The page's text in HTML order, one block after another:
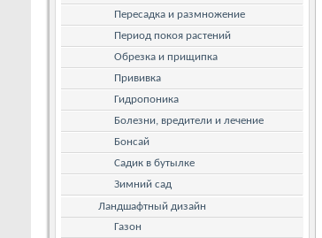
Пересадка и размножение
Период покоя растений
Обрезка и прищипка
Прививка
Гидропоника
Болезни, вредители и лечение
Бонсай
Садик в бутылке
Зимний сад
Ландшафтный дизайн
Газон